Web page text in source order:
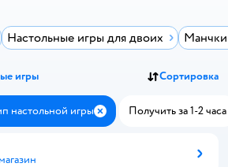
Настольные игры для двоих
игры Сортировка
настольной игры ЗакрытьПолучить за 1-2 часа